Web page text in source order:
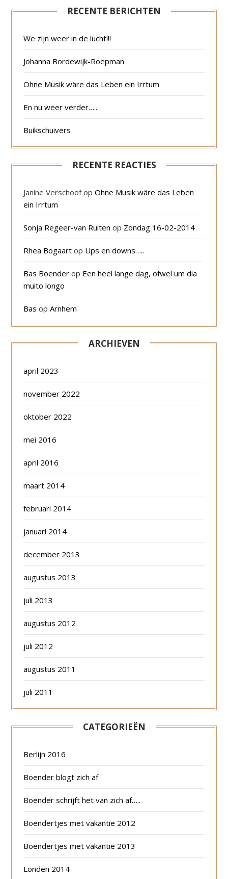
RECENTE BERICHTEN
We zijn weer in de lucht!!!
Johanna Bordewijk-Roepman
Ohne Musik wäre das Leben ein Irrtum
En nu weer verder…..
Buikschuivers
RECENTE REACTIES
Janine VerschoofopOhne Musik wäre das Leben
ein Irrtum
Sonja Regeer-van Ruiten op Zondag 16-02-2014
Rhea Bogaart op Ups en downs…..
Bas Boender op Een heel lange dag, ofwel um dia
muito longo
Bas opArnhem
ARCHIEVEN
april 2023
november 2022
oktober 2022
mei 2016
april 2016
maart 2014
februari 2014
januari 2014
december 2013
augustus 2013
juli 2013
augustus 2012
juli 2012
augustus 2011
juli 2011
CATEGORIEËN
Berlijn 2016
Boender blogt zich af
Boender schrijft het van zich af…..
Boendertjes met vakantie 2012
Boendertjes met vakantie 2013
Londen 2014